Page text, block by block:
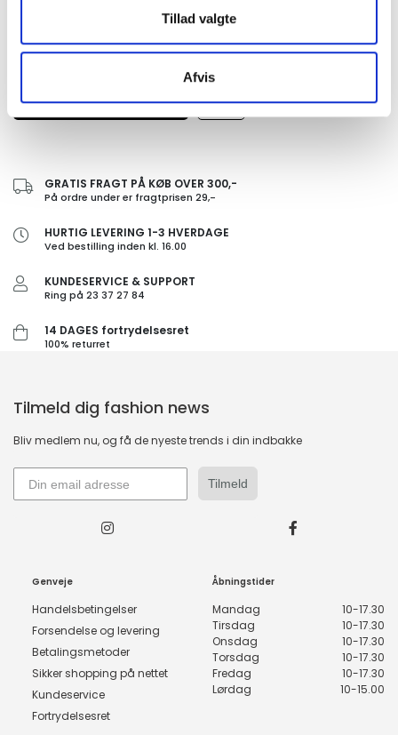
Tillad valgte
Afvis
GRATIS FRAGT PÅ KØB OVER 300,-
På ordre under er fragtprisen 29,-
HURTIG LEVERING 1-3 HVERDAGE
Ved bestilling inden kl. 16.00
KUNDESERVICE & SUPPORT
Ring på 23 37 27 84
14 DAGES fortrydelsesret
100% returret
Tilmeld dig fashion news
Bliv medlem nu, og få de nyeste trends i din indbakke
Tilmeld
Genveje
Handelsbetingelser
Forsendelse og levering
Betalingsmetoder
Sikker shopping på nettet
Kundeservice
Fortrydelsesret
Åbningstider
Mandag
10-17.30
Tirsdag
10-17.30
Onsdag
10-17.30
Torsdag
10-17.30
Fredag
10-17.30
Lørdag
10-15.00